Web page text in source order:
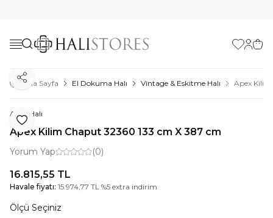
Favorilerim
Ana Sayfa El Dokuma Halı Vintage & Eskitme Halı Apex
Favoriye Ekle
Paylaş
Apex Halı
Apex Kilim Chaput 32360 133 cm X 387 cm
Yorum Yap (0)
16.815,55 TL
Havale fiyatı: 15.974,77 TL %5 extra indirim
Ölçü Seçiniz